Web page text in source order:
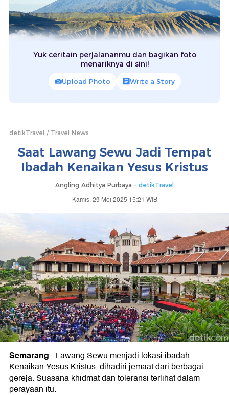
Yuk ceritain perjalananmu dan bagikan foto
menariknya di sini!
Upload Photo Write a Story
detikTravel Travel News
Saat Lawang Sewu Jadi Tempat
Ibadah Kenaikan Yesus Kristus
Angling Adhitya Purbaya - detikTravel
Kamis, 29 Mei 2025 15:21 WIB
Semarang-Lawang Sewu menjadi lokasi ibadah
Kenaikan Yesus Kristus, dihadiri jemaat dari berbagai
gereja. Suasana khidmat dan toleransi terlihat dalam
perayaan itu.